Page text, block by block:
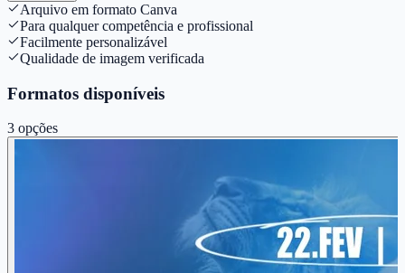
Arquivo em formato Canva
Para qualquer competência e profissional
Facilmente personalizável
Qualidade de imagem verificada
Formatos disponíveis
3 opções